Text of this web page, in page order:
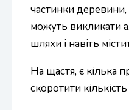
частинки
можуть викликати
шляхи і навіть
На щастя, є кілька
скоротити